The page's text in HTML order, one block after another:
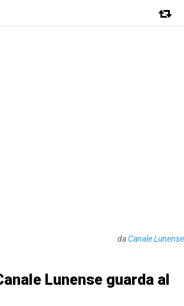
daCanale Lunense
Lunense guarda al